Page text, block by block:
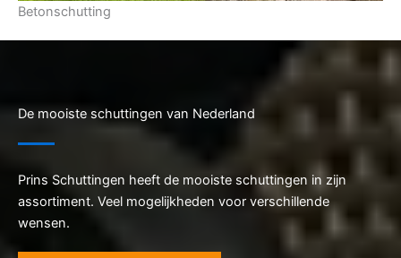
Betonschutting
De mooiste schuttingen van Nederland
Prins Schuttingen heeft de mooiste schuttingen in zijn
assortiment. Veel mogelijkheden voor verschillende
wensen.